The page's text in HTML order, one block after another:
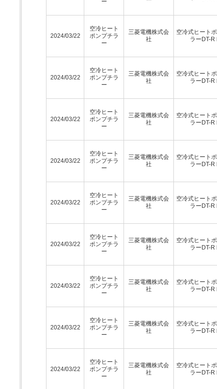
2024/03/22
空冷ヒート
ポンプチラ
ー
三菱電機株式会
社
空冷式ヒート
ラーDT-
2024/03/22
空冷ヒート
ポンプチラ
ー
三菱電機株式会
社
空冷式ヒート
ラーDT-
2024/03/22
空冷ヒート
ポンプチラ
ー
三菱電機株式会
社
空冷式ヒート
ラーDT-
2024/03/22
空冷ヒート
ポンプチラ
ー
三菱電機株式会
社
空冷式ヒート
ラーDT-
2024/03/22
空冷ヒート
ポンプチラ
ー
三菱電機株式会
社
空冷式ヒート
ラーDT-
2024/03/22
空冷ヒート
ポンプチラ
ー
三菱電機株式会
社
空冷式ヒート
ラーDT-
2024/03/22
空冷ヒート
ポンプチラ
ー
三菱電機株式会
社
空冷式ヒート
ラーDT-
2024/03/22
空冷ヒート
ポンプチラ
ー
三菱電機株式会
社
空冷式ヒート
ラーDT-
2024/03/22
空冷ヒート
ポンプチラ
ー
三菱電機株式会
社
空冷式ヒート
ラーDT-